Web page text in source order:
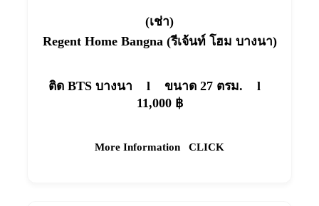
(เช่า)
Regent Home Bangna (รีเจ้นท์ โฮม บางนา)
ติด BTS บางนา l ขนาด 27 ตรม. l
11,000 ฿
More Information CLICK